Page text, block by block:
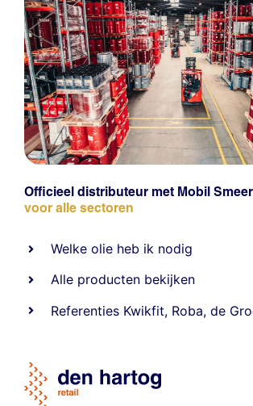
Officieel distributeur met Mobil
voor alle sectoren
Welke olie heb ik nodig
Alle producten bekijken
Referenties Kwikfit, Roba,de